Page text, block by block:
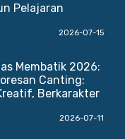
Pelajaran
2026-07-15
Membatik 2026:
Canting:
Berkarakter
2026-07-11